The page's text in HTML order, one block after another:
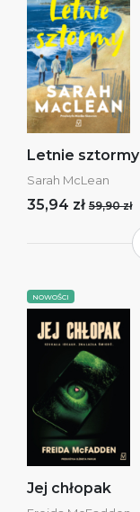
Letnie sztormy
Sarah McLean
35,94 zł 59,90 zł
NOWOŚCI
Jej chłopak